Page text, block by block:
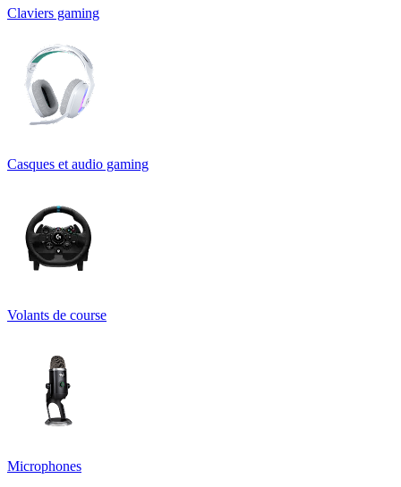
Claviers gaming
Casques et audio gaming
Volants de course
Microphones